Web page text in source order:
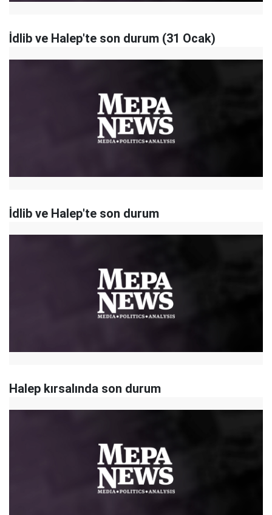
İdlib ve Halep'te son durum (31 Ocak)
İdlib ve Halep'te son durum
Halep kırsalında son durum